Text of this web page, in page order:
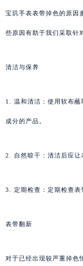
宝玑手表表带掉色的原因
些原因有助于我们采取针
清洁与保养
1. 温和清洁：使用软布
成分的产品。
2. 自然晾干：清洁后应让
3. 定期检查：定期检查表
表带翻新
对于已经出现较严重掉色